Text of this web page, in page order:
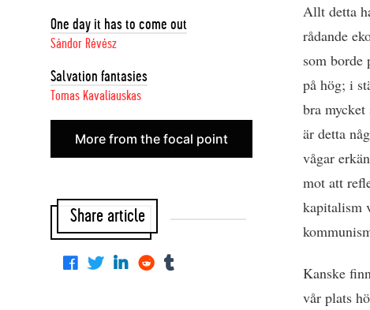
Allt detta
rådande
som borde
på hög; i
bra
är detta
vågar
mot att
kapitalism
Kanske
vår plats
One day it has to come out
Sándor Révész
Salvation fantasies
Tomas Kavaliauskas
More from the focal point
Share article